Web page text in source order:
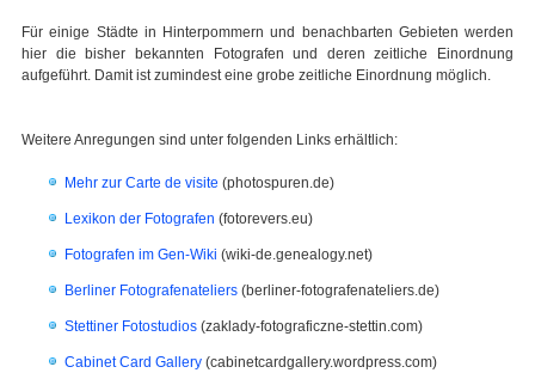
Für einige Städte in Hinterpommern und benachbarten Gebieten werden
hier die bisher bekannten Fotografen und deren zeitliche Einordnung
aufgeführt. Damit ist zumindest eine grobe zeitliche Einordnung möglich.
Weitere Anregungen sind unter folgenden Links erhältlich:
Mehr zur Carte de visite (photospuren.de)
Lexikon der Fotografen (fotorevers.eu)
Fotografen im Gen-Wiki (wiki-de.genealogy.net)
Berliner Fotografenateliers (berliner-fotografenateliers.de)
Stettiner Fotostudios (zaklady-fotograficzne-stettin.com)
Cabinet Card Gallery (cabinetcardgallery.wordpress.com)